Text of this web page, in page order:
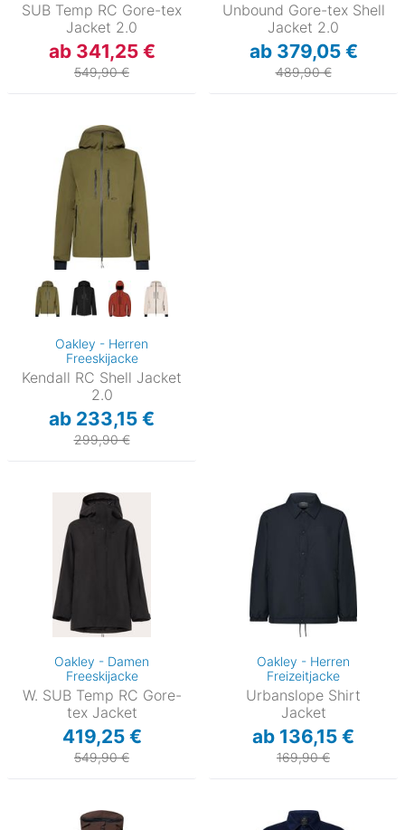
SUB Temp RC Gore-tex
Jacket 2.0
ab 341,25 €
549,90 €
Unbound Gore-tex Shell
Jacket 2.0
ab 379,05 €
489,90 €
Oakley - Herren
Freeskijacke
Kendall RC Shell Jacket
2.0
ab 233,15 €
299,90 €
Oakley - Damen
Freeskijacke
W. SUB Temp RC Gore-
tex Jacket
419,25 €
549,90 €
Oakley - Herren
Freizeitjacke
Urbanslope Shirt
Jacket
ab 136,15 €
169,90 €